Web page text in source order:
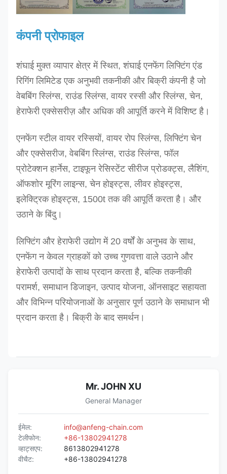
डी-10T
10
संतरा
250
अनुरोध पर अन्य आकार का उत्पादन किया जा सकता है
कंपनी प्रोफाइल
शंघाई मुक्त व्यापार क्षेत्र में स्थित, शंघाई एनफेंग लिफ्टिंग एंड
रिगिंग लिमिटेड एक अनुभवी तकनीकी और बिक्री कंपनी है जो
वेबबिंग स्लिंग्स, राउंड स्लिंग्स, वायर रस्सी और स्लिंग्स, चेन,
हेराफेरी एक्सेसरीज़ और अधिक की आपूर्ति करने में विशिष्ट है।
एनफेंग स्टील वायर रस्सियों, वायर रोप स्लिंग्स, लिफ्टिंग चेन
और एक्सेसरीज, वेबबिंग स्लिंग्स, राउंड स्लिंग्स, फॉल
प्रोटेक्शन हार्नेस, टाइफून रेसिस्टेंट सीरीज प्रोडक्ट्स, लैशिंग,
ऑफशोर मूरिंग लाइन्स, चेन होइस्ट्स, लीवर होइस्ट्स,
इलेक्ट्रिक होइस्ट्स, 1500t तक की आपूर्ति करता है। और
उठाने के बिंदु।
लिफ्टिंग और हेराफेरी उद्योग में 20 वर्षों के अनुभव के साथ,
एनफेंग न केवल ग्राहकों को उच्च गुणवत्ता वाले उठाने और
हेराफेरी उत्पादों के साथ प्रदान करता है, बल्कि तकनीकी
परामर्श, समाधान डिजाइन, उत्पाद योजना, ऑनसाइट सहायता
और विभिन्न परियोजनाओं के अनुसार पूर्ण उठाने के समाधान भी
प्रदान करता है। बिक्री के बाद समर्थन।
Mr. JOHN XU
General Manager
ईमेल:
info@anfeng-chain.com
टेलीफोन:
+86-13802941278
व्हाट्सएप:
8613802941278
वीचैट:
+86-13802941278